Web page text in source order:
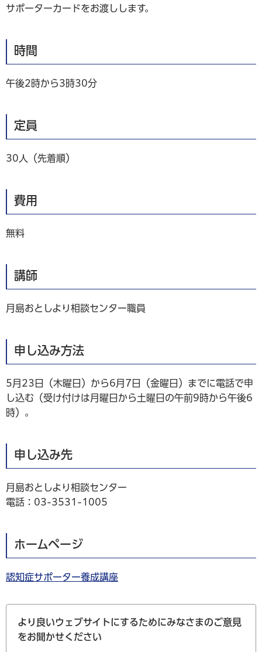
サポーターカードをお渡しします。
時間
午後2時から3時30分
定員
30人（先着順）
費用
無料
講師
月島おとしより相談センター職員
申し込み方法
5月23日（木曜日）から6月7日（金曜日）までに電話で申
し込む（受け付けは月曜日から土曜日の午前9時から午後6
時）。
申し込み先
月島おとしより相談センター
電話：03-3531-1005
ホームページ
認知症サポーター養成講座
より良いウェブサイトにするためにみなさまのご意見
をお聞かせください